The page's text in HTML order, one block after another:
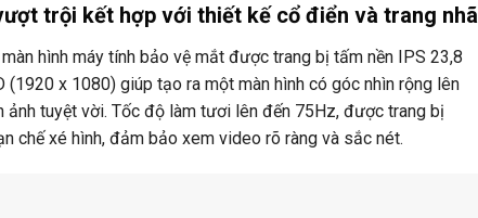
trội kết hợp với thiết kế cổ điển và trang nhã
hình máy tính bảo vệ mắt được trang bị tấm nền IPS 23,8
(1920 x 1080) giúp tạo ra một màn hình có góc nhìn rộng lên
ảnh tuyệt vời. Tốc độ làm tươi lên đến 75Hz, được trang bị
chế xé hình, đảm bảo xem video rõ ràng và sắc nét.